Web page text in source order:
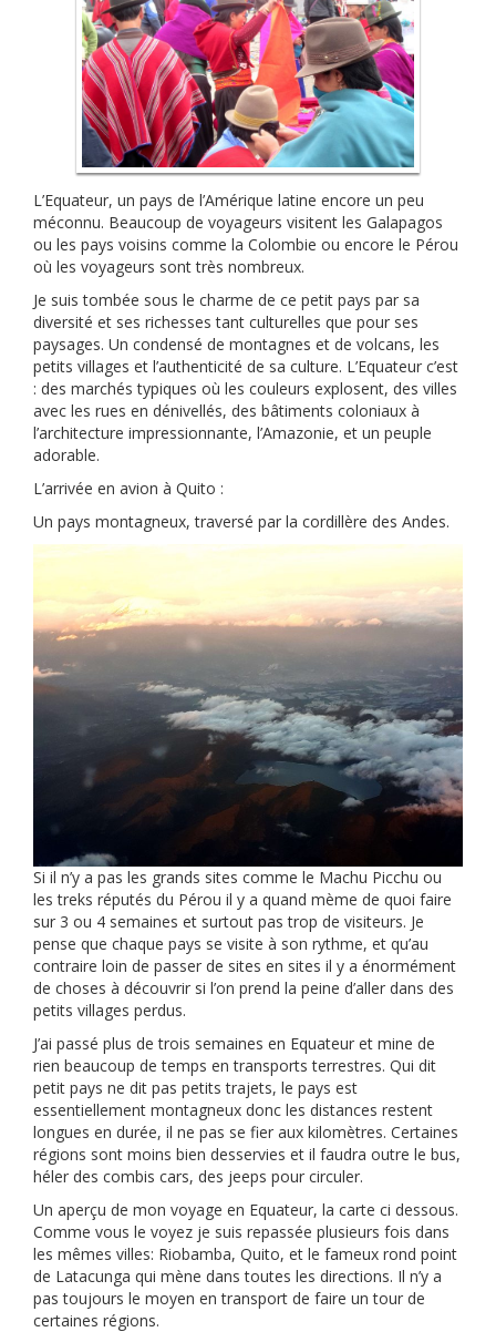
L’Equateur, un pays de l’Amérique latine encore un peu
méconnu. Beaucoup de voyageurs visitent les Galapagos
ou les pays voisins comme la Colombie ou encore le Pérou
où les voyageurs sont très nombreux.
Je suis tombée sous le charme de ce petit pays par sa
diversité et ses richesses tant culturelles que pour ses
paysages. Un condensé de montagnes et de volcans, les
petits villages et l’authenticité de sa culture. L’Equateur c’est
: des marchés typiques où les couleurs explosent, des villes
avec les rues en dénivellés, des bâtiments coloniaux à
l’architecture impressionnante, l’Amazonie, et un peuple
adorable.
L’arrivée en avion à Quito :
Un pays montagneux, traversé par la cordillère des Andes.
Si il n’y a pas les grands sites comme le Machu Picchu ou
les treks réputés du Pérou il y a quand mème de quoi faire
sur 3 ou 4 semaines et surtout pas trop de visiteurs. Je
pense que chaque pays se visite à son rythme, et qu’au
contraire loin de passer de sites en sites il y a énormément
de choses à découvrir si l’on prend la peine d’aller dans des
petits villages perdus.
J’ai passé plus de trois semaines en Equateur et mine de
rien beaucoup de temps en transports terrestres. Qui dit
petit pays ne dit pas petits trajets, le pays est
essentiellement montagneux donc les distances restent
longues en durée, il ne pas se fier aux kilomètres. Certaines
régions sont moins bien desservies et il faudra outre le bus,
héler des combis cars, des jeeps pour circuler.
Un aperçu de mon voyage en Equateur, la carte ci dessous.
Comme vous le voyez je suis repassée plusieurs fois dans
les mêmes villes: Riobamba, Quito, et le fameux rond point
de Latacunga qui mène dans toutes les directions. Il n’y a
pas toujours le moyen en transport de faire un tour de
certaines régions.